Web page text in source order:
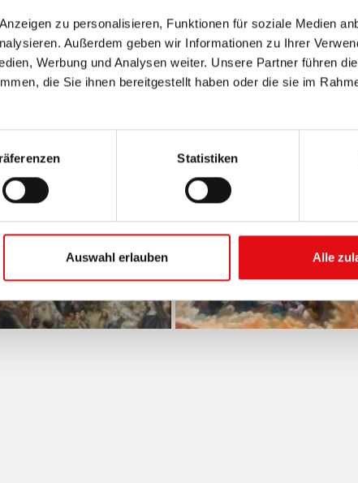
zu personalisieren, Funktionen für soziale Medien
Außerdem geben wir Informationen zu Ihrer
Werbung und Analysen weiter. Unsere Partner führen
die Sie ihnen bereitgestellt haben oder die sie im
Statistiken
Auswahl erlauben Alle
Die UNESCO könnte die hl. Therese als
Botschaft des Himmels in diesen Zeiten der
2021 erfahren, ob Therese tatsächlich von der